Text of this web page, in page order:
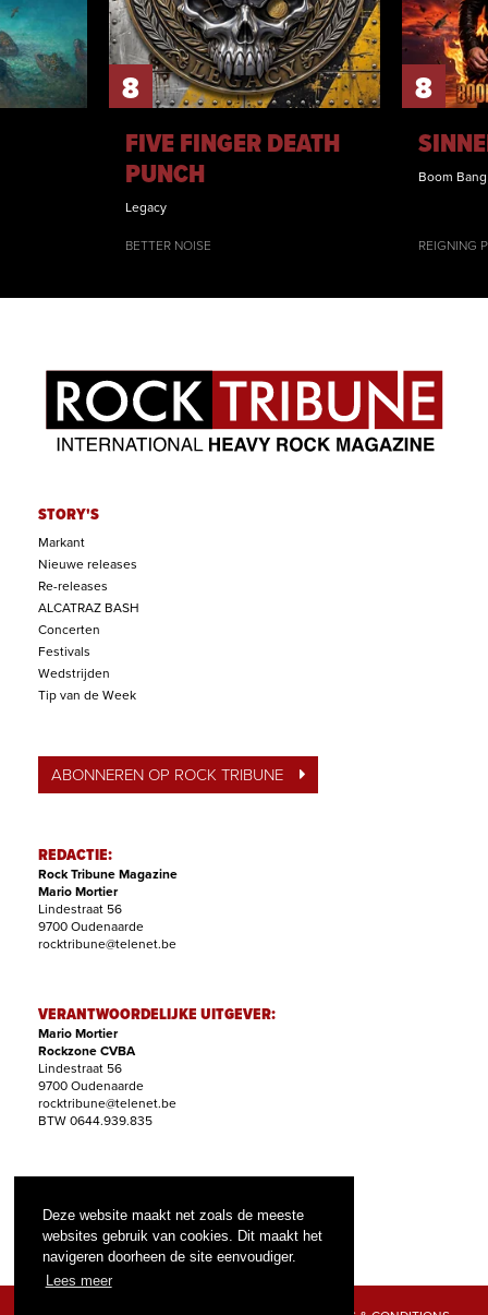
Deze website maakt net zoals de meeste
websites gebruik van cookies. Dit maakt het
navigeren doorheen de site eenvoudiger.
Lees meer
8
FIVE FINGER DEATH
PUNCH
Legacy
BETTER NOISE
8
Boom
REIGNING
STORY'S
Markant
Nieuwe releases
Re-releases
ALCATRAZ BASH
Concerten
Festivals
Wedstrijden
Tip van de Week
ABONNEREN OP ROCK TRIBUNE
REDACTIE:
Rock Tribune Magazine
Mario Mortier
Lindestraat 56
9700 Oudenaarde
rocktribune@telenet.be
VERANTWOORDELIJKE UITGEVER:
Mario Mortier
Rockzone CVBA
Lindestraat 56
9700 Oudenaarde
rocktribune@telenet.be
BTW 0644.939.835
Filip Nollet
abonnementen@rock-tribune.com